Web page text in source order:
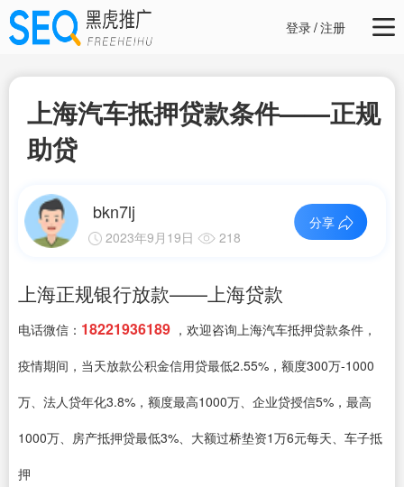
登录/注册
上海汽车抵押贷款条件——正规
助贷
bkn7lj
2023年9月19日 218
分享
上海正规银行放款——上海贷款
电话微信： 18221936189 ，欢迎咨询上海汽车抵押贷款条件，
疫情期间，当天放款公积金信用贷最低2.55%，额度300万-1000
万、法人贷年化3.8%，额度最高1000万、企业贷授信5%，最高
1000万、房产抵押贷最低3%、大额过桥垫资1万6元每天、车子抵
押